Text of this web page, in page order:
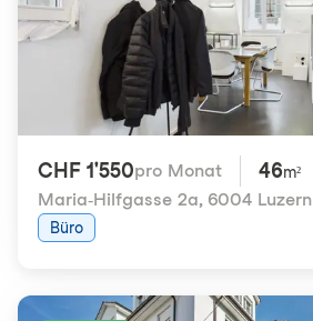
CHF 1'550pro Monat 46m²
Maria-Hilfgasse 2a, 6004 Luzern
Büro